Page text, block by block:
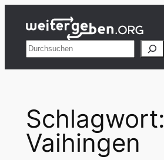
Inhalt
springenSuchen
Schlagwort:
Vaihingen